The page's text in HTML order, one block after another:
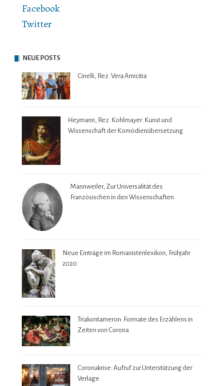
Facebook
Twitter
NEUE POSTS
Cinelli, Rez. Vera Amicitia
Heymann, Rez. Kohlmayer: Kunst und
Wissenschaft der Komödienübersetzung
Mannweiler, Zur Universalität des
Französischen in den Wissenschaften
Neue Einträge im Romanistenlexikon, Frühjahr
2020
Triakontameron: Formate des Erzählens in
Zeiten von Corona
Coronakrise: Aufruf zur Unterstützung der
Verlage